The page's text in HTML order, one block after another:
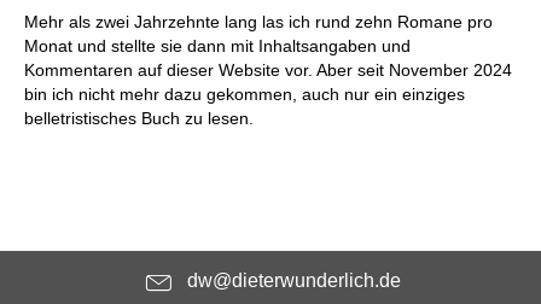
Mehr als zwei Jahrzehnte lang las ich rund zehn Romane pro
Monat und stellte sie dann mit Inhaltsangaben und
Kommentaren auf dieser Website vor. Aber seit November 2024
bin ich nicht mehr dazu gekommen, auch nur ein einziges
belletristisches Buch zu lesen.
dw@dieterwunderlich.de